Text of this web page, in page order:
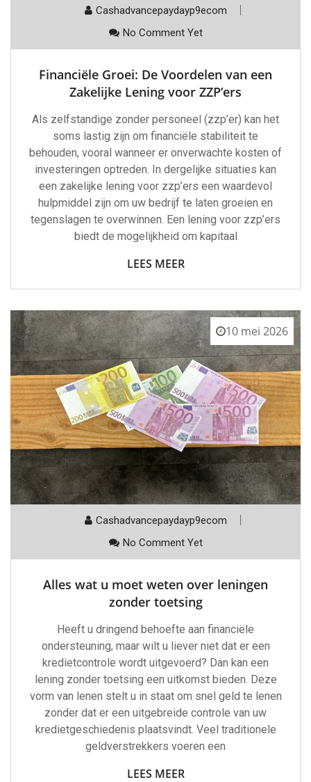
Cashadvancepaydayp9ecom
No Comment Yet
Financiële Groei: De Voordelen van een
Zakelijke Lening voor ZZP’ers
Als zelfstandige zonder personeel (zzp’er) kan het
soms lastig zijn om financiële stabiliteit te
behouden, vooral wanneer er onverwachte kosten of
investeringen optreden. In dergelijke situaties kan
een zakelijke lening voor zzp’ers een waardevol
hulpmiddel zijn om uw bedrijf te laten groeien en
tegenslagen te overwinnen. Een lening voor zzp’ers
biedt de mogelijkheid om kapitaal
LEES MEER
10 mei 2026
Cashadvancepaydayp9ecom
No Comment Yet
Alles wat u moet weten over leningen
zonder toetsing
Heeft u dringend behoefte aan financiële
ondersteuning, maar wilt u liever niet dat er een
kredietcontrole wordt uitgevoerd? Dan kan een
lening zonder toetsing een uitkomst bieden. Deze
vorm van lenen stelt u in staat om snel geld te lenen
zonder dat er een uitgebreide controle van uw
kredietgeschiedenis plaatsvindt. Veel traditionele
geldverstrekkers voeren een
LEES MEER